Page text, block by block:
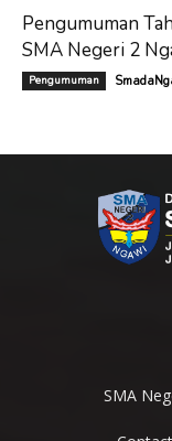
Pengumuman
SMA Negeri 2
Pengumuman
SMA